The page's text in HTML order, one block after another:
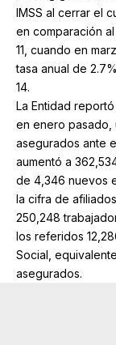
IMSS al cerrar el
en comparación
11, cuando en
tasa anual de
14.
La Entidad
en enero pasado,
asegurados ante
aumentó a
de 4,346 nuevos
la cifra de
250,248
los referidos
Social,
asegurados.